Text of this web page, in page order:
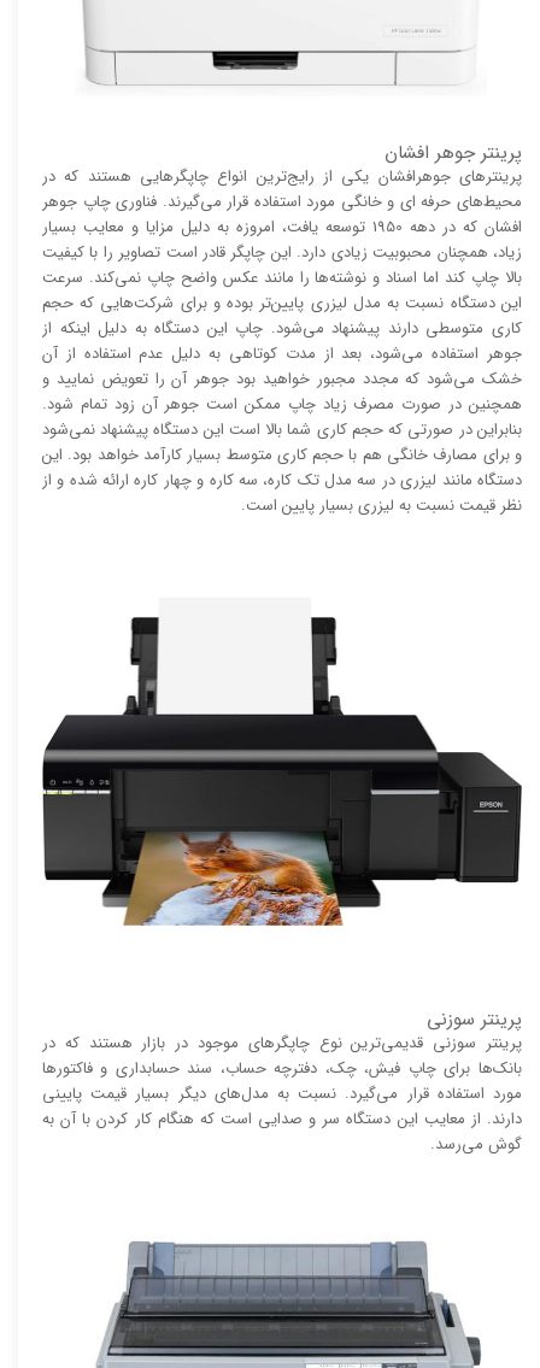
پرینتر جوهر افشان
پرینتر‌های جوهرافشان یکی از رایج‌ترین انواع چاپگر‌هایی هستند که در
محیط‌های حرفه ای و خانگی مورد استفاده قرار می‌گیرند. فناوری چاپ جوهر
افشان که در دهه 1950 توسعه یافت، امروزه به دلیل مزایا و معایب بسیار
زیاد، همچنان محبوبیت زیادی دارد. این چاپگر قادر است تصاویر را با کیفیت
بالا چاپ کند اما اسناد و نوشته‌ها را مانند عکس واضح چاپ نمی‌کند. سرعت
این دستگاه نسبت به مدل لیزری پایین‌تر بوده و برای شرکت‌هایی که حجم
کاری متوسطی دارند پیشنهاد می‌شود. چاپ این دستگاه به دلیل اینکه از
جوهر استفاده می‌شود، بعد از مدت کوتاهی به دلیل عدم استفاده از آن
خشک می‌شود که مجدد مجبور خواهید بود جوهر آن را تعویض نمایید و
همچنین در صورت مصرف زیاد چاپ ممکن است جوهر آن زود تمام شود.
بنابراین در صورتی که حجم کاری شما بالا است این دستگاه پیشنهاد نمی‌شود
و برای مصارف خانگی هم با حجم کاری متوسط بسیار کارآمد خواهد بود. این
دستگاه مانند لیزری در سه مدل تک کاره، سه کاره و چهار کاره ارائه شده و از
نظر قیمت نسبت به لیزری بسیار پایین است.
پرینتر سوزنی
پرینتر سوزنی قدیمی‌ترین نوع چاپگر‌های موجود در بازار هستند که در
بانک‌ها برای چاپ فیش، چک، دفترچه حساب، سند حسابداری و فاکتور‌ها
مورد استفاده قرار می‌گیرد. نسبت به مدل‌های دیگر بسیار قیمت پایینی
دارند. از معایب این دستگاه سر و صدایی است که هنگام کار کردن با آن به
گوش می‌رسد.